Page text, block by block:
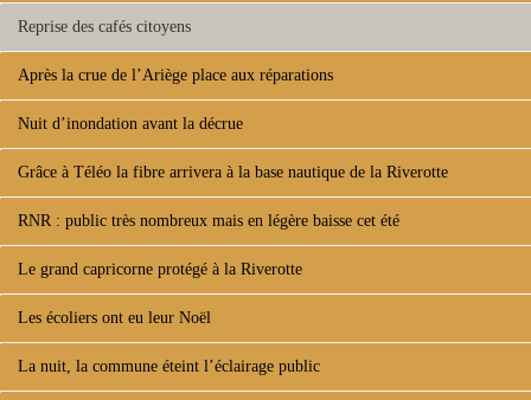
Reprise des cafés citoyens
Après la crue de l’Ariège place aux réparations
Nuit d’inondation avant la décrue
Grâce à Téléo la fibre arrivera à la base nautique de la Riverotte
RNR : public très nombreux mais en légère baisse cet été
Le grand capricorne protégé à la Riverotte
Les écoliers ont eu leur Noël
La nuit, la commune éteint l’éclairage public